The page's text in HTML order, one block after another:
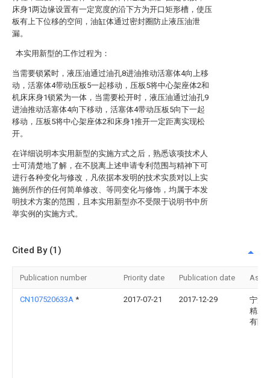
床身1两边缘设置有一定宽度的沿下方为开口矩形槽，使压
板有上下位移的空间，油缸体通过密封圈防止液压油泄
漏。
本实用新型的工作过程为：
当需要锁紧时，液压油通过油孔8进油推动活塞体4向上移
动，活塞体4带动压板5一起移动，压板5将中心架座体2和
机床床身1锁紧为一体，当需要松开时，液压油通过油孔9
进油推动活塞体4向下移动，活塞体4带动压板5向下一起
移动，压板5将中心架座体2和床身1推开一定距离实现松
开。
在详细说明本实用新型的实施方式之后，熟悉该项技术人
士可清楚地了解，在不脱离上述申请专利范围与精神下可
进行各种变化与修改，凡依据本发明的技术实质对以上实
施例所作的任何简单修改、等同变化与修饰，均属于本发
明技术方案的范围，且本实用新型亦不受限于说明书中所
举实例的实施方式。
Cited By (1)
Publication number Priority date Publication date
CN107520633A * 2017-07-21 2017-12-29
宁波
精工
有限